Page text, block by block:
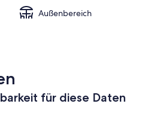
Außenbereich
für diese Daten